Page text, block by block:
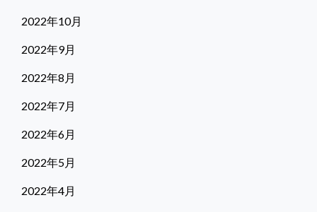
2022年10月
2022年9月
2022年8月
2022年7月
2022年6月
2022年5月
2022年4月